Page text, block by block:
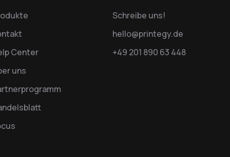
Center
uns
Schreibe uns!
hello@printegy.de
+49 201 890 63 448